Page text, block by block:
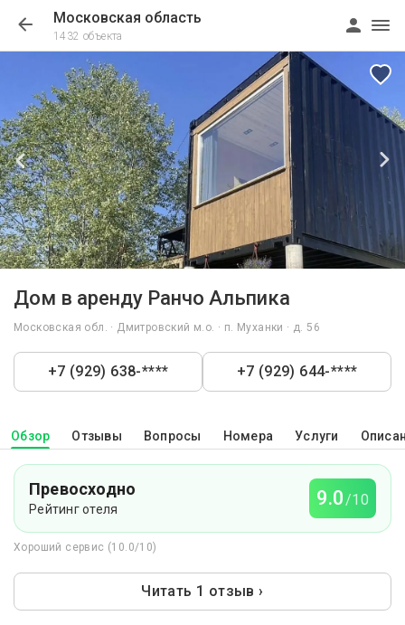
Московская область
1432 объекта
Дом в аренду Ранчо Альпика
Московская обл. · Дмитровский м.о. · п. Муханки · д. 56
+7 (929) 638-**** +7 (929) 644-****
Обзор Отзывы Вопросы Номера Услуги
Превосходно
Рейтинг отеля 9.0/10
Хороший сервис (10.0/10)
Читать 1 отзыв ›